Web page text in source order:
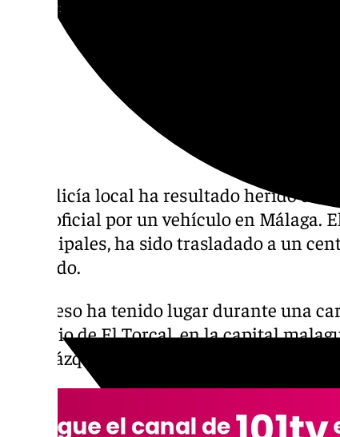
Compartir:
Un policía local ha resultado herido
moto oficial por un vehículo en Málaga.
municipales, ha sido trasladado a un
valorado.
El suceso ha tenido lugar durante una
el barrio de El Torcal, en la capital
de Velázquez con la avenida de los